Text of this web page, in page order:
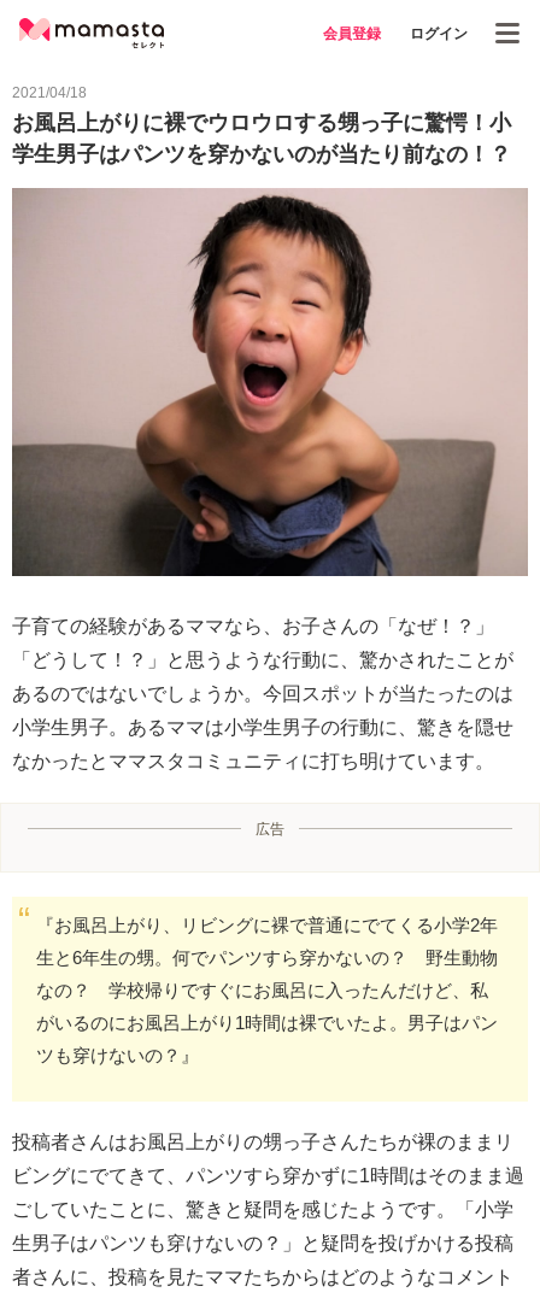
会員登録 ログイン
2021/04/18
お風呂上がりに裸でウロウロする甥っ子に驚愕！小
学生男子はパンツを穿かないのが当たり前なの！？
子育ての経験があるママなら、お子さんの「なぜ！？」
「どうして！？」と思うような行動に、驚かされたことが
あるのではないでしょうか。今回スポットが当たったのは
小学生男子。あるママは小学生男子の行動に、驚きを隠せ
なかったとママスタコミュニティに打ち明けています。
広告
『お風呂上がり、リビングに裸で普通にでてくる小学2年
生と6年生の甥。何でパンツすら穿かないの？ 野生動物
なの？ 学校帰りですぐにお風呂に入ったんだけど、私
がいるのにお風呂上がり1時間は裸でいたよ。男子はパン
ツも穿けないの？』
投稿者さんはお風呂上がりの甥っ子さんたちが裸のままリ
ビングにでてきて、パンツすら穿かずに1時間はそのまま過
ごしていたことに、驚きと疑問を感じたようです。「小学
生男子はパンツも穿けないの？」と疑問を投げかける投稿
者さんに、投稿を見たママたちからはどのようなコメント